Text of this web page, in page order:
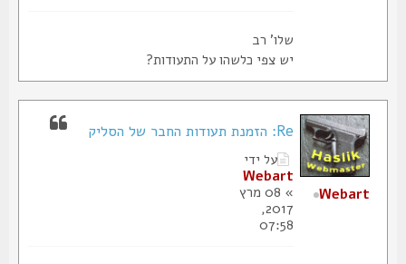
שלו' רב
יש צפי כלשהו על התעודות?
Re: הזמנת תעודות החבר של הסליק
על ידי
Webart
» 08 מרץ
2017,
07:58
Webart